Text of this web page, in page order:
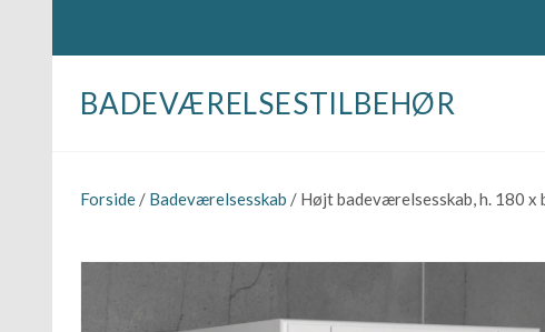
BADEVÆRELSESTILBEHØR
Forside / Badeværelsesskab / Højt badeværelsesskab, h. 180 x